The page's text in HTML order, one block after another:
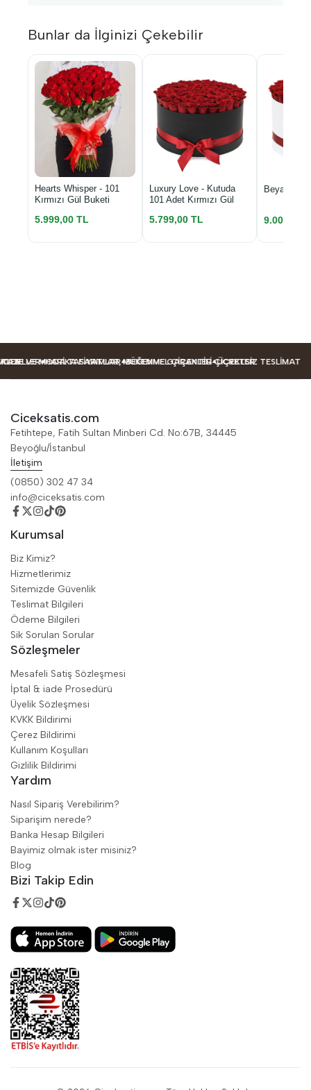
Bunlar da İlginizi Çekebilir
Hearts Whisper - 101
Kırmızı Gül Buketi
5.999,00 TL
Luxury Love - Kutuda
101 Adet Kırmızı Gül
5.799,00 TL
Beyaz
9.000,00
HARIKA FIYATLAR, MÜKEMMEL ÇIÇEKLER ÜCRETSIZ TESLIMAT
VE MODA TASARIMLAR BEĞENME GARANTILI ÇIÇEKLER
Ciceksatis.com
Fetihtepe, Fatih Sultan Minberi Cd. No:67B, 34445
Beyoğlu/İstanbul
İletişim
(0850) 302 47 34
info@ciceksatis.com
Kurumsal
Biz Kimiz?
Hizmetlerimiz
Sitemizde Güvenlik
Teslimat Bilgileri
Ödeme Bilgileri
Sik Sorulan Sorular
Sözleşmeler
Mesafeli Satiş Sözleşmesi
İptal & iade Prosedürü
Üyelik Sözleşmesi
KVKK Bildirimi
Çerez Bildirimi
Kullanım Koşulları
Gizlilik Bildirimi
Yardım
Nasıl Sipariş Verebilirim?
Siparişim nerede?
Banka Hesap Bilgileri
Bayimiz olmak ister misiniz?
Blog
Bizi Takip Edin